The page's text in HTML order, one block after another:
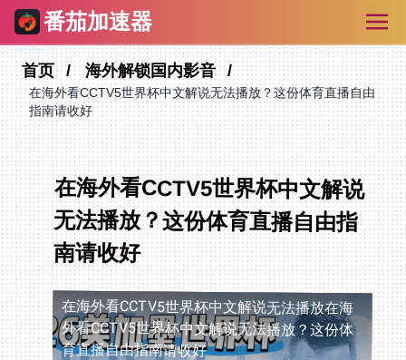
番茄加速器
首页 海外解锁国内影音
在海外看CCTV5世界杯中文解说无法播放？这份体育直播自由
指南请收好
在海外看CCTV5世界杯中文解说
无法播放？这份体育直播自由指
南请收好
在海外看CCTV5世界杯中文解说无法播放在海
外看CCTV5世界杯中文解说无法播放？这份体
育直播自由指南请收好